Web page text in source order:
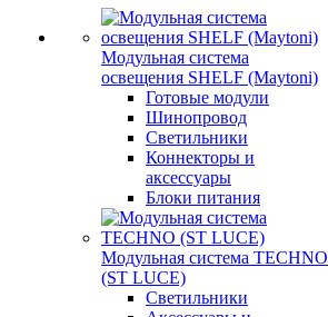
Модульная система
освещения SHELF (Maytoni)
Готовые модули
Шинопровод
Светильники
Коннекторы и
аксессуары
Блоки питания
Модульная система TECHNO
(ST LUCE)
Светильники